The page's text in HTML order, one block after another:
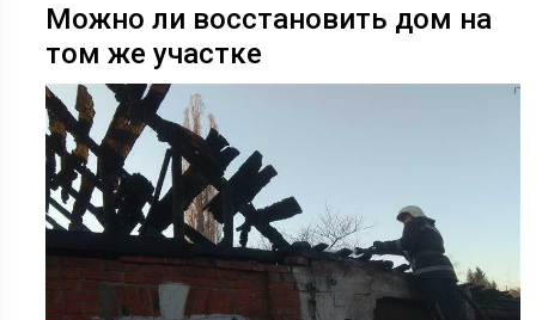
Можно ли восстановить дом на
том же участке